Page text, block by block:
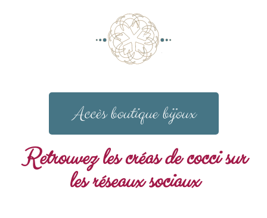
Accès boutique bijoux
Retrouvez les créas de cocci sur
les réseaux sociaux